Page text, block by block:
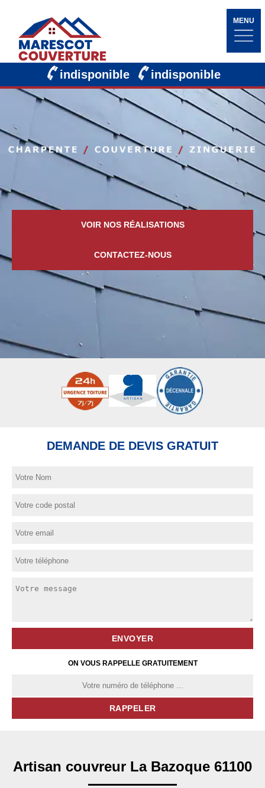
MENU
indisponible indisponible
VOIR NOS RÉALISATIONS
CONTACTEZ-NOUS
DEMANDE DE DEVIS GRATUIT
ON VOUS RAPPELLE GRATUITEMENT
Artisan couvreur La Bazoque 61100